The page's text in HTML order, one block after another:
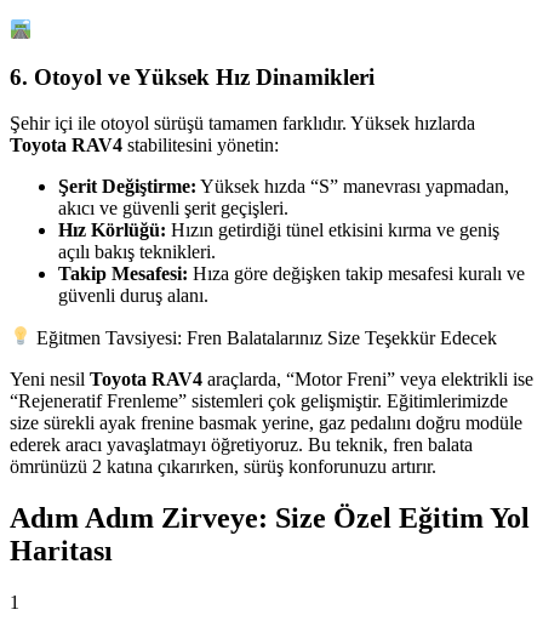
6. Otoyol ve Yüksek Hız Dinamikleri
Şehir içi ile otoyol sürüşü tamamen farklıdır. Yüksek hızlarda
Toyota RAV4 stabilitesini yönetin:
Şerit Değiştirme: Yüksek hızda “S” manevrası yapmadan,
akıcı ve güvenli şerit geçişleri.
Hız Körlüğü: Hızın getirdiği tünel etkisini kırma ve geniş
açılı bakış teknikleri.
Takip Mesafesi: Hıza göre değişken takip mesafesi kuralı ve
güvenli duruş alanı.
Eğitmen Tavsiyesi: Fren Balatalarınız Size Teşekkür Edecek
Yeni nesil Toyota RAV4 araçlarda, “Motor Freni” veya elektrikli ise
“Rejeneratif Frenleme” sistemleri çok gelişmiştir. Eğitimlerimizde
size sürekli ayak frenine basmak yerine, gaz pedalını doğru modüle
ederek aracı yavaşlatmayı öğretiyoruz. Bu teknik, fren balata
ömrünüzü 2 katına çıkarırken, sürüş konforunuzu artırır.
Adım Adım Zirveye: Size Özel Eğitim Yol
Haritası
1